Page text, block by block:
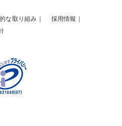
な取り組み
採用情報